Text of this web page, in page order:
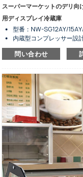
スーパーマーケットのデリ向
用ディスプレイ冷蔵庫
型番：NW-SG12AY/
内蔵型コンプレッサー設計
省エネのための全自動霜
亜鉛メッキ仕上げの鋼板外
冷蔵保存および陳列用の
5種類のサイズからお選
内装はステンレススチー
側面のガラス部分は強化
予備収納キャビネットは
スマートコントローラー
優れた断熱性を備えた透
銅管式蒸発器およびフ
問い合わせ